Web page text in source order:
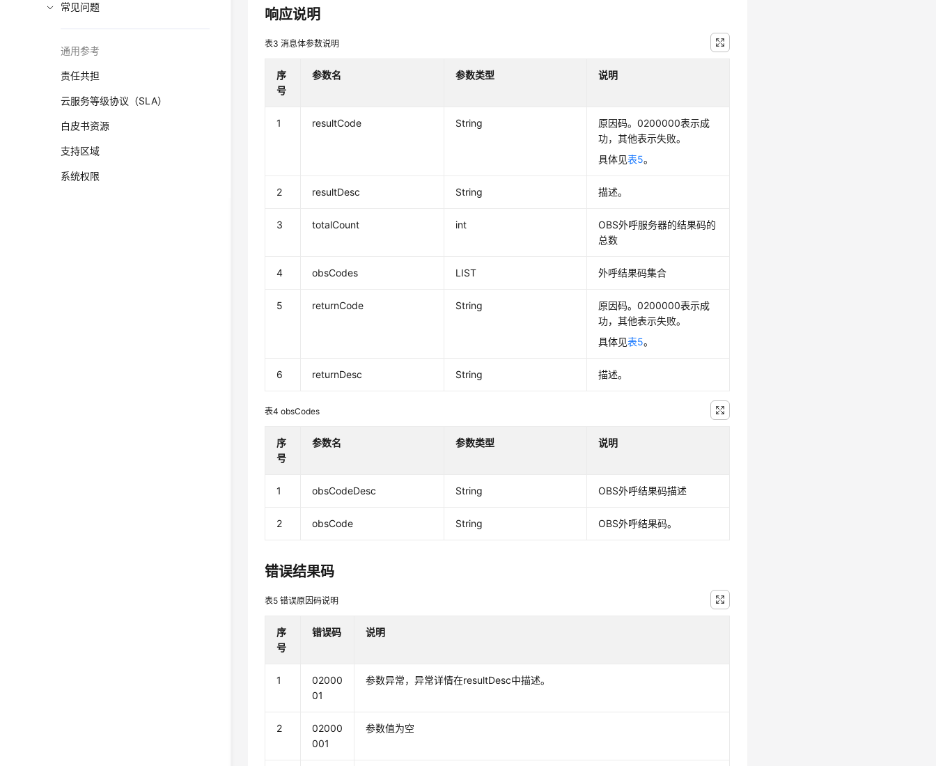
常见问题
通用参考
责任共担
云服务等级协议（SLA）
白皮书资源
支持区域
系统权限
响应说明
表3消息体参数说明
序
号
参数名 参数类型 说明
1 resultCode String
原因码。0200000表示成
功，其他表示失败。
具体见表5。
2 resultDesc String 描述。
3 totalCount int
OBS外呼服务器的结果码的
总数
4 obsCodes LIST 外呼结果码集合
5 returnCode String
原因码。0200000表示成
功，其他表示失败。
具体见表5。
6 returnDesc String 描述。
表4obsCodes
序
号
参数名 参数类型 说明
1 obsCodeDesc String OBS外呼结果码描述
2 obsCode String OBS外呼结果码。
错误结果码
表5错误原因码说明
序
号
错误码 说明
1
02000
01
参数异常，异常详情在resultDesc中描述。
2
02000
001
参数值为空